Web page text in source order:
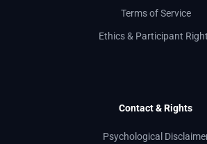
Terms of Service
Ethics & Participant
Contact & Rights
Psychological